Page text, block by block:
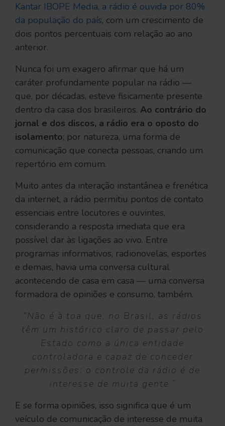
Kantar IBOPE Media, a rádio é ouvida por 80%
da população do país, com um crescimento de
dois pontos percentuais com relação ao ano
anterior.
Nunca foi um exagero afirmar que há um
caráter profundamente popular na rádio —
que, por décadas, esteve fisicamente presente
dentro da casa dos brasileiros. Ao contrário do
jornal e dos discos, a rádio era o oposto do
isolamento; por natureza, uma forma de
comunicação que conecta pessoas, criando um
repertório em comum.
Muito antes da interação instantânea e frenética
da internet, a rádio permitiu pontos de contato
essenciais entre locutores e ouvintes,
considerando a resposta imediata que era
possível dar às ligações ao vivo. Entre
programas informativos, radionovelas, esportes
e demais, havia uma conversa cultural
acontecendo de casa em casa — uma conversa
formadora de opiniões e consumo, também.
“Não é à toa que, no Brasil, as rádios
têm um histórico claro de passar pelo
Estado como a única entidade
controladora e capaz de conceder
permissões: o controle da rádio é de
interesse de muita gente.”
E se forma opiniões, isso significa que é um
veículo de comunicação de interesse de muita